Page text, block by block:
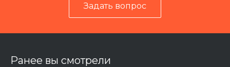
Задать вопрос
Ранее вы смотрели